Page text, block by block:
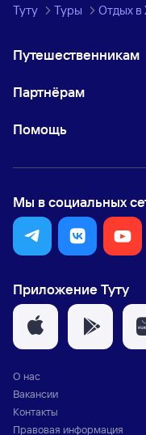
Туту Туры Отдых в
Путешественникам
Партнёрам
Помощь
Мы в социальных
Приложение Туту
О нас
Вакансии
Контакты
Правовая информация